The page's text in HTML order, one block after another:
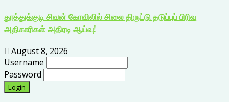
தூத்துக்குடி சிவன் கோவிலில் சிலை திருட்டு தடுப்புப் பிரிவு
அதிகாரிகள் அதிரடி ஆய்வு!
August 8, 2026
Username
Password